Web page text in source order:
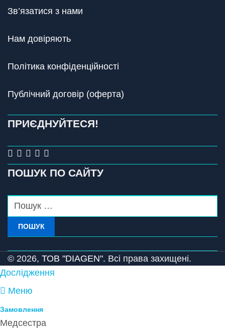
Зв’язатися з нами
Нам довіряють
Політика конфіденційності
Публічний договір (оферта)
ПРИЄДНУЙТЕСЯ!
ПОШУК ПО САЙТУ
ПОШУК
© 2026, ТОВ "DIAGEN". Всі права захищені.
Дослідження
Меню
Замовлення
Медсестра